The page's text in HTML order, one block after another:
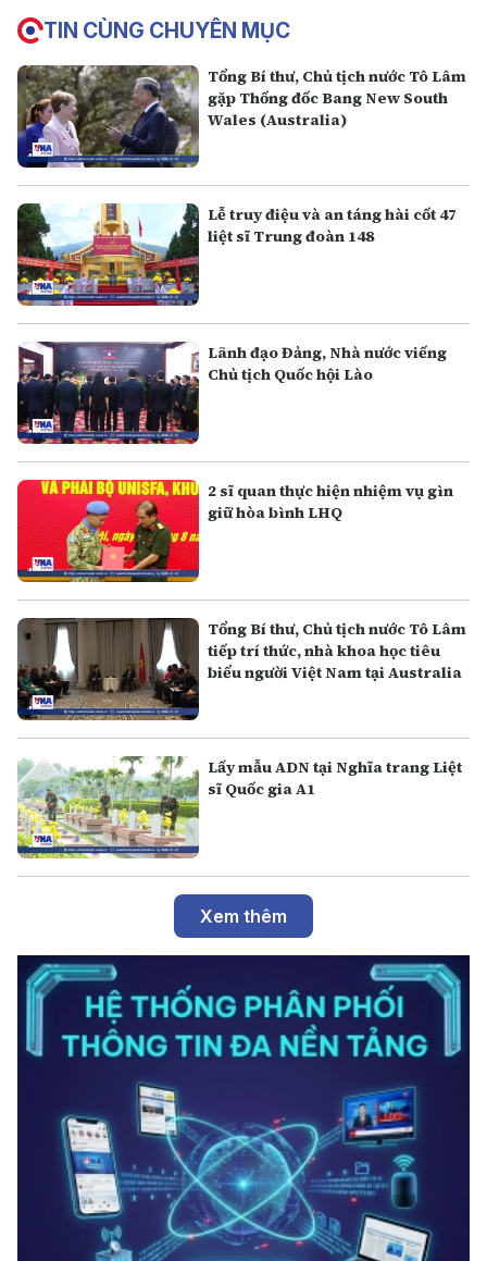
TIN CÙNG CHUYÊN MỤC
Tổng Bí thư, Chủ tịch nước Tô Lâm
gặp Thống đốc Bang New South
Wales (Australia)
Lễ truy điệu và an táng hài cốt 47
liệt sĩ Trung đoàn 148
Lãnh đạo Đảng, Nhà nước viếng
Chủ tịch Quốc hội Lào
2 sĩ quan thực hiện nhiệm vụ gìn
giữ hòa bình LHQ
Tổng Bí thư, Chủ tịch nước Tô Lâm
tiếp trí thức, nhà khoa học tiêu
biểu người Việt Nam tại Australia
Lấy mẫu ADN tại Nghĩa trang Liệt
sĩ Quốc gia A1
Xem thêm